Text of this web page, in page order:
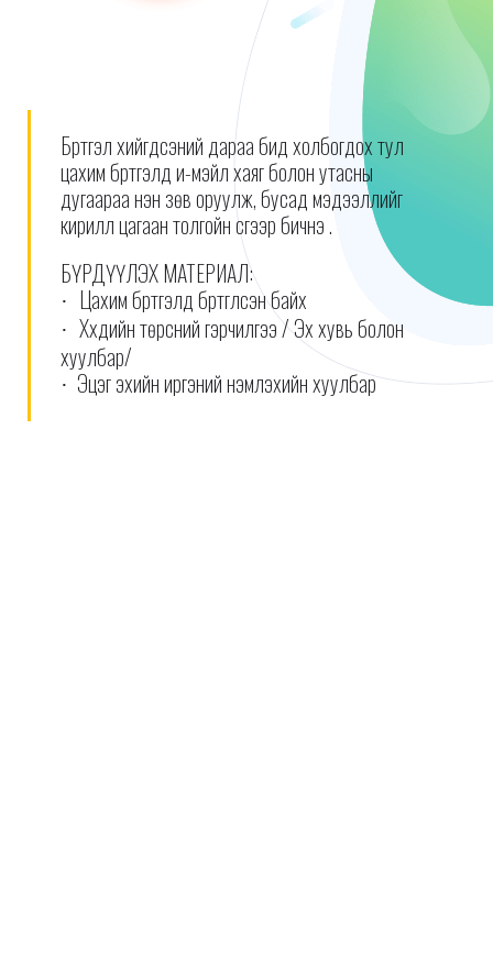
Бүртгэл хийгдсэний дараа бид холбогдох тул
цахим бүртгэлд и-мэйл хаяг болон утасны
дугаараа үнэн зөв оруулж, бусад мэдээллийг
кирилл цагаан толгойн үсгээр бичнэ үү.
БҮРДҮҮЛЭХ МАТЕРИАЛ:
· Цахим бүртгэлд бүртгүүлсэн байх
· Хүүхдийн төрсний гэрчилгээ / Эх хувь болон
хуулбар/
· Эцэг эхийн иргэний үнэмлэхийн хуулбар